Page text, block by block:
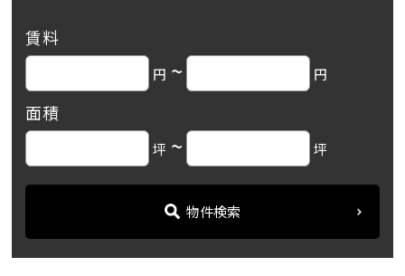
賃料
円 ~ 円
面積
坪 ~ 坪
物件検索